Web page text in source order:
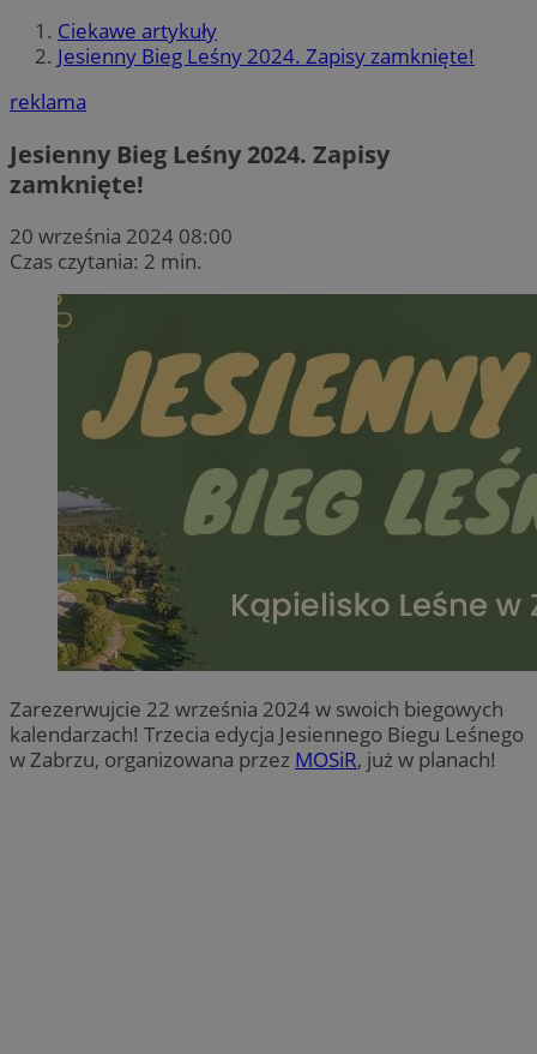
Ciekawe artykuły
Jesienny Bieg Leśny 2024. Zapisy zamknięte!
reklama
Jesienny Bieg Leśny 2024. Zapisy
zamknięte!
20 września 2024 08:00
Czas czytania: 2 min.
Zarezerwujcie 22 września 2024 w swoich biegowych
kalendarzach! Trzecia edycja Jesiennego Biegu Leśnego
w Zabrzu, organizowana przez MOSiR, już w planach!